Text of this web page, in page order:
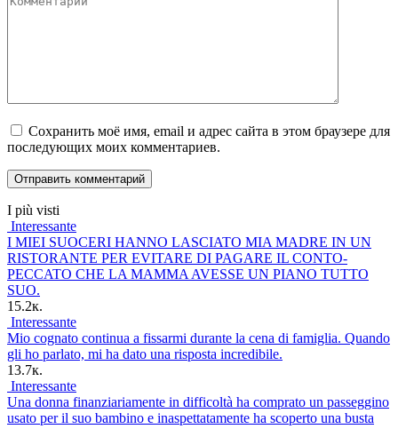
Сохранить моё имя, email и адрес сайта в этом браузере для
последующих моих комментариев.
I più visti
Interessante
I MIEI SUOCERI HANNO LASCIATO MIA MADRE IN UN
RISTORANTE PER EVITARE DI PAGARE IL CONTO-
PECCATO CHE LA MAMMA AVESSE UN PIANO TUTTO
SUO.
15.2к.
Interessante
Mio cognato continua a fissarmi durante la cena di famiglia. Quando
gli ho parlato, mi ha dato una risposta incredibile.
13.7к.
Interessante
Una donna finanziariamente in difficoltà ha comprato un passeggino
usato per il suo bambino e inaspettatamente ha scoperto una busta